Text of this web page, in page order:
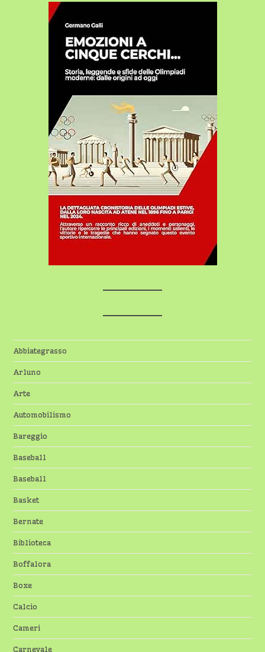
Abbiategrasso
Arluno
Arte
Automobilismo
Bareggio
Baseball
Baseball
Basket
Bernate
Biblioteca
Boffalora
Boxe
Calcio
Cameri
Carnevale